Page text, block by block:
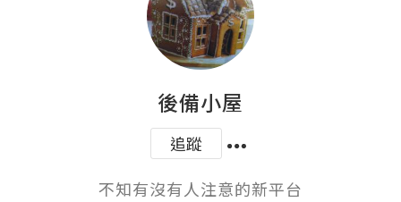
後備小屋
追蹤
不知有沒有人注意的新平台